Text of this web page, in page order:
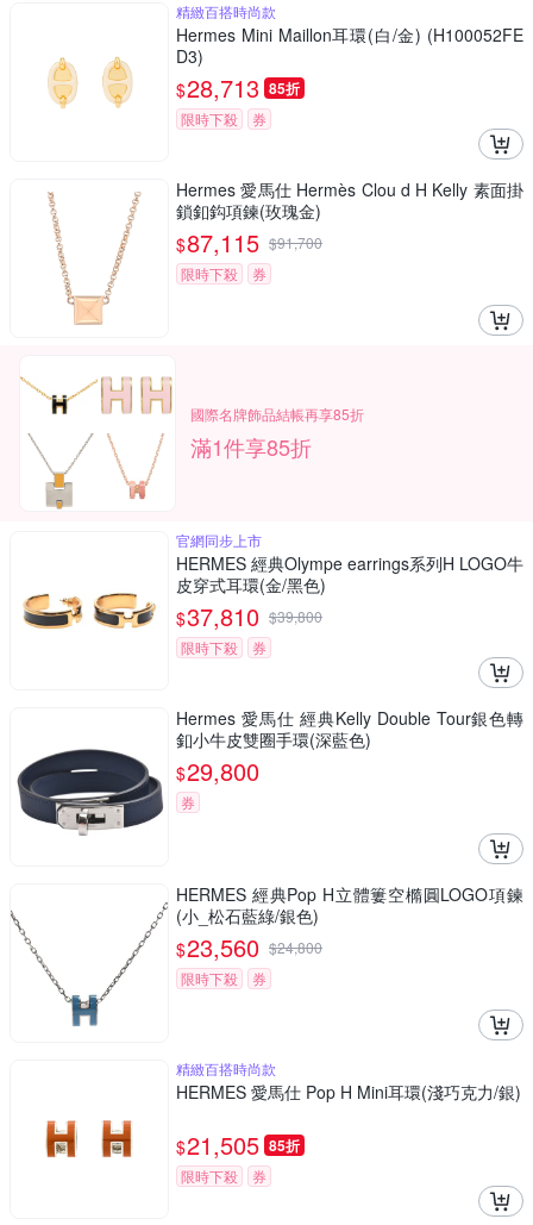
精緻百搭時尚款
Hermes Mini Maillon耳環(白/金) (H100052FE
D3)
$28,713 85折
限時下殺 券
Hermes 愛馬仕 Hermès Clou d H Kelly 素面掛
鎖釦鈎項鍊(玫瑰金)
$87,115 $91,700
限時下殺
券
國際名牌飾品結帳再享85折
滿1件享85折
官網同步上市
HERMES 經典Olympe earrings系列H LOGO牛
皮穿式耳環(金/黑色)
$37,810 $39,800
限時下殺
券
Hermes 愛馬仕 經典Kelly Double Tour銀色轉
釦小牛皮雙圈手環(深藍色)
$29,800
券
HERMES 經典Pop H立體簍空橢圓LOGO項鍊
(小_松石藍綠/銀色)
$23,560 $24,800
限時下殺
券
精緻百搭時尚款
HERMES 愛馬仕 Pop H Mini耳環(淺巧克力/銀)
$21,505 85折
限時下殺 券